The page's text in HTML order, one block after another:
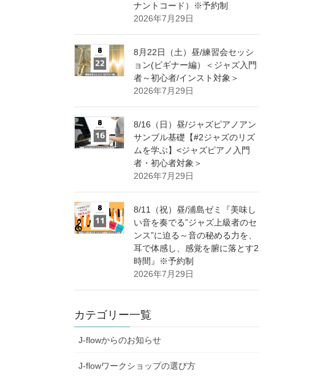
ナントコード）※予約制
2026年7月29日
8月22日（土）昼/練習会セッシ
ョン(ビギナー編）＜ジャズ入門
者～初心者/インスト対象＞
2026年7月29日
8/16（日）昼/ジャズピアノアン
サンブル基礎【#2ジャズのリズ
ムを学ぶ】<ジャズピアノ入門
者・初心者対象＞
2026年7月29日
8/11（祝）昼/浦島ゼミ『美味し
い音を奏でる”ジャズ上級者のセ
ンス”に迫る～音の秘める力を、
耳で体感し、感覚を腑に落とす2
時間』※予約制
2026年7月29日
カテゴリー一覧
J-flowからのお知らせ
J-flowワークショップの選び方